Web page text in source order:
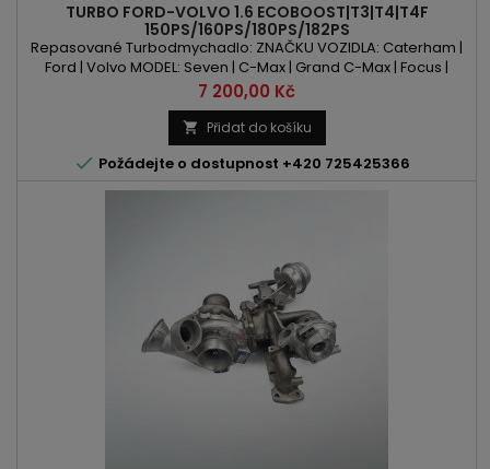
TURBO FORD-VOLVO 1.6 ECOBOOST|T3|T4|T4F
150PS/160PS/180PS/182PS
Repasované Turbodmychadlo: ZNAČKU VOZIDLA: Caterham |
Ford | Volvo MODEL: Seven | C-Max | Grand C-Max | Focus |
Galaxy | Mondeo | S-Max | S60 | S80 | V40 | V60 | V70 KÓD
MOTORU: JQDA | JQDB | JTBA | JTBB | JTDA | JTDB | JTWA | JTWB |
YUDA | B 4164 | B 4164 T | B 4164 T2 | B 4164 T3 OBSAH: 1596ccm |
1.6 EcoBoost | 1.6 FlexiFuel | 1.6 T | 1.6 T3 | 1.6 T4...
Cena
7 200,00 Kč
 Přidat do košíku
 Požádejte o dostupnost +420 725425366